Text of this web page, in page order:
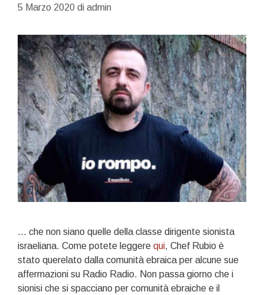
5 Marzo 2020 di admin
… che non siano quelle della classe dirigente sionista
israeliana. Come potete leggere qui, Chef Rubio è
stato querelato dalla comunità ebraica per alcune sue
affermazioni su Radio Radio. Non passa giorno che i
sionisi che si spacciano per comunità ebraiche e il